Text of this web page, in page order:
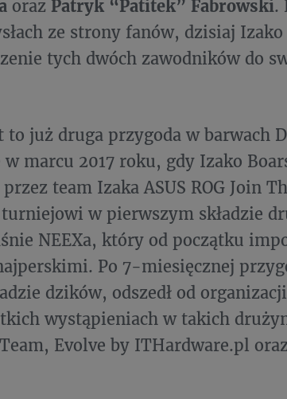
oraz Patryk “Patitek” Fabrowski.
ze strony fanów, dzisiaj Izako
tych dwóch zawodników do
to już druga przygoda w barwach
w marcu 2017 roku, gdy Izako
team Izaka ASUS ROG Join
w pierwszym składzie
NEEXa, który od początku
Po 7-miesięcznej
dzików, odszedł od
wystąpieniach w takich
Evolve by ITHardware.pl